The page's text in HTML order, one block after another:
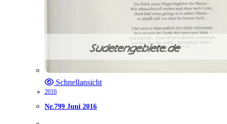
Schnellansicht
2016
Nr.799 Juni 2016